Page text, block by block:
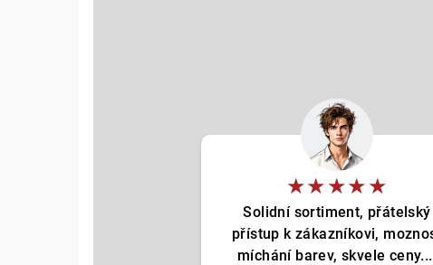
★★★★★
Solidní sortiment, přátelský
přístup k zákazníkovi,
míchání barev, skvele